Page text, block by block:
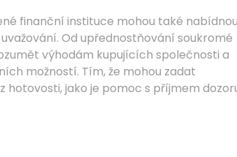
finanční instituce mohou také
Od upřednostňování soukromé
výhodám kupujících společnosti a
možností. Tím, že mohou zadat
jako je pomoc s příjmem